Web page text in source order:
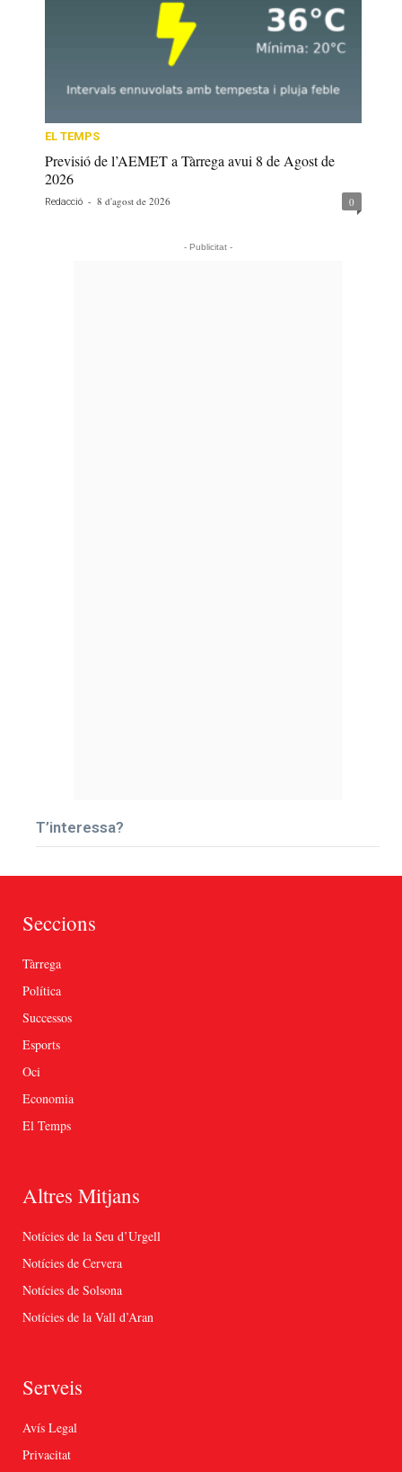
EL TEMPS
Previsió de l’AEMET a Tàrrega avui 8 de Agost de
2026
Redacció - 8 d'agost de 2026 0
- Publicitat -
T’interessa?
Seccions
Tàrrega
Política
Successos
Esports
Oci
Economia
El Temps
Altres Mitjans
Notícies de la Seu d’Urgell
Notícies de Cervera
Notícies de Solsona
Notícies de la Vall d’Aran
Serveis
Avís Legal
Privacitat